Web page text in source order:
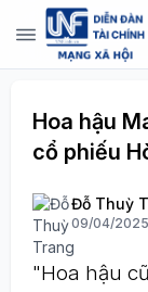
Hoa hậu
cổ phiếu
Đỗ Thuỳ
09/04/2025
"Hoa hậu